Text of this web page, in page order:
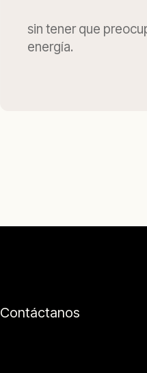
sin tener que
energía.
Contáctanos